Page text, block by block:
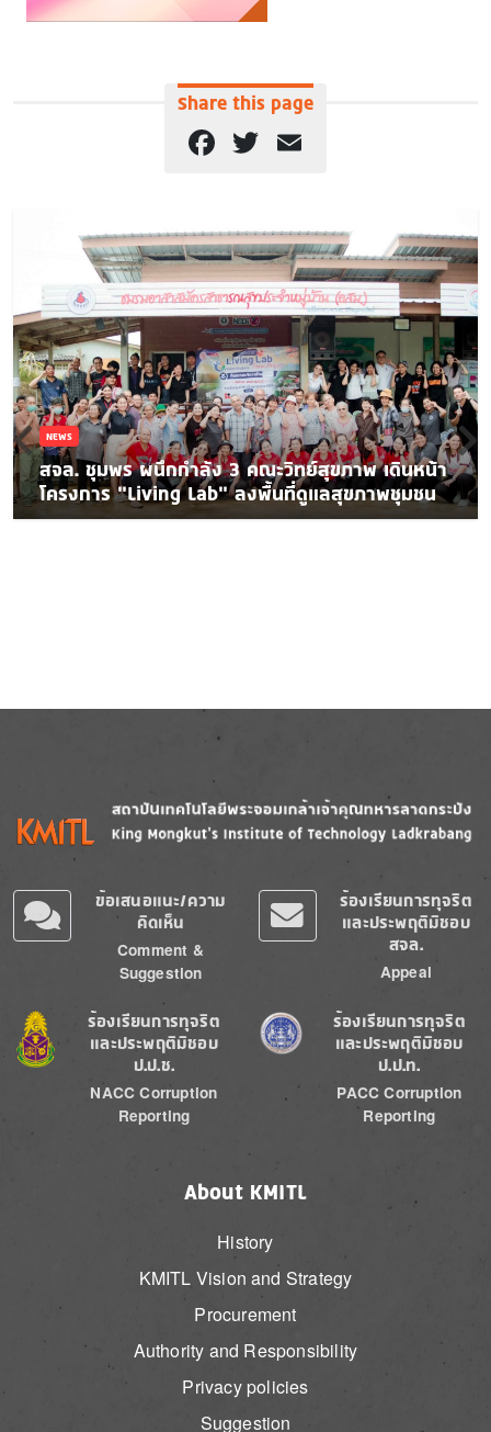
Share this page
Facebook
Twitter
NEWS
สจล. ชุมพร ผนึกกำลัง 3 คณะวิทย์สุขภาพ เดินหน้า
โครงการ “Living Lab” ลงพื้นที่ดูแลสุขภาพชุมชน
Image
ข้อเสนอแนะ/ความ
คิดเห็น
Comment &
Suggestion
ร้องเรียนการทุจริต
และประพฤติมิชอบ
สจล.
Appeal
Image
ร้องเรียนการทุจริต
และประพฤติมิชอบ
ป.ป.ช.
NACC Corruption
Reporting
Image
ร้องเรียนการทุจริต
และประพฤติมิชอบ
ป.ป.ท.
PACC Corruption
Reporting
About KMITL
History
KMITL Vision and Strategy
Procurement
Authority and Responsibility
Privacy policies
Suggestion